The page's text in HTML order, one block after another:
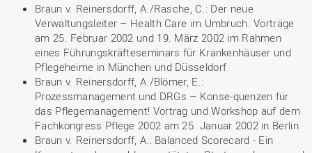
Braun v. Reinersdorff, A./Rasche, C.: Der neue
Verwaltungsleiter – Health Care im Umbruch. Vorträge
am 25. Februar 2002 und 19. März 2002 im Rahmen
eines Führungskräfteseminars für Krankenhäuser und
Pflegeheime in München und Düsseldorf
Braun v. Reinersdorff, A./Blömer, E.:
Prozessmanagement und DRGs – Konse-quenzen für
das Pflegemanagement! Vortrag und Workshop auf dem
Fachkongress Pflege 2002 am 25. Januar 2002 in Berlin
Braun v. Reinersdorff, A.: Balanced Scorecard - Ein